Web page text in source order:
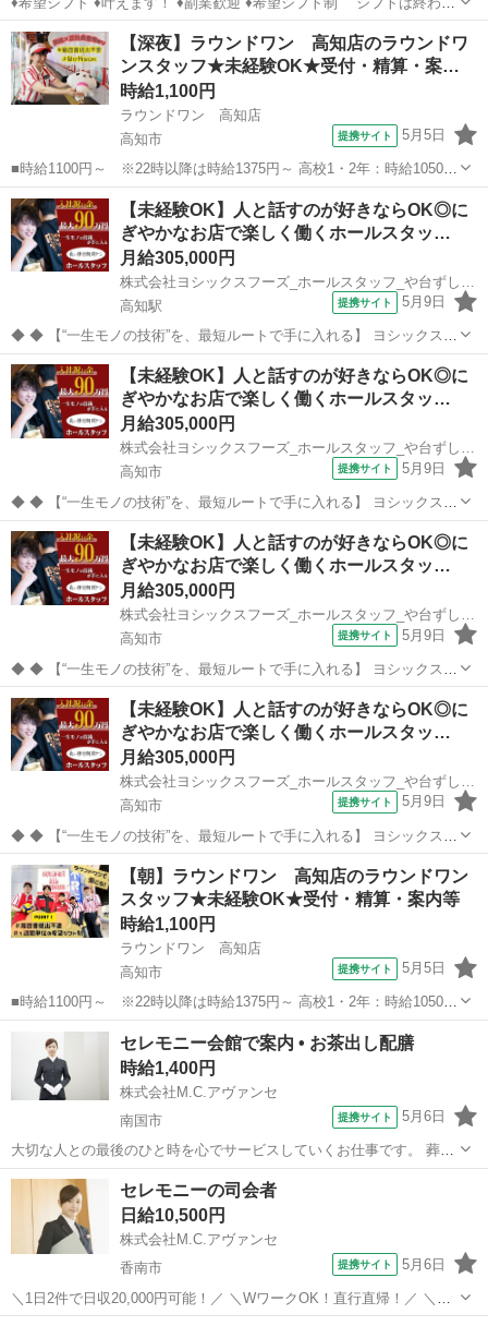
時間にピタっと終了！ 希望シフトは必ず叶えます ♦まずは面接へ ♦
職場見学OK ♦友達といっしょにOK ♦外国人が多く宿泊します。英語の
スキルアッ...
高知 吾川郡 ホールスタッフ
【深夜】ラウンドワン 高知店のラウンドワ
ンスタッフ★未経験OK★受付・精算・案…
時給1,100円
ラウンドワン 高知店
高知市
提携サイト 5月5日
■時給1100円～ ※22時以降は時給1375円～ 高校1・2年：時給1050円
～ ■ラウンドワン 高知店 （高知県高知市南宝永町4番12号） ■ア
ルバイト ■大学生歓迎、フリーター歓迎、昇給あり、早朝、夕方、
夜、深夜、禁...
高知 高知市 フロント
【未経験OK】人と話すのが好きならOK◎に
ぎやかなお店で楽しく働くホールスタッ…
月給305,000円
高知駅
提携サイト 5月9日
◆ ◆ 【“一生モノの技術”を、最短ルートで手に入れる】 ヨシックスフ
ーズが運営する寿司居酒屋「や台ずし」では、 鮮魚の一部を加工済み
の状態で仕入れることで仕込みの負担を大幅に削減しています。 入社
後は余計な工程に時間...
高知 高知市 高知駅 ホールスタッフ
【未経験OK】人と話すのが好きならOK◎に
ぎやかなお店で楽しく働くホールスタッ…
月給305,000円
株式会社ヨシックスフーズ_ホールスタッフ_や台ずし高知大橋通町 (正社員)
高知市
提携サイト 5月9日
◆ ◆ 【“一生モノの技術”を、最短ルートで手に入れる】 ヨシックスフ
ーズが運営する寿司居酒屋「や台ずし」では、 鮮魚の一部を加工済み
の状態で仕入れることで仕込みの負担を大幅に削減しています。 入社
後は余計な工程に時間...
高知 高知市 ホールスタッフ
【未経験OK】人と話すのが好きならOK◎に
ぎやかなお店で楽しく働くホールスタッ…
月給305,000円
株式会社ヨシックスフーズ_ホールスタッフ_や台ずし帯屋町 (正社員)
高知市
提携サイト 5月9日
◆ ◆ 【“一生モノの技術”を、最短ルートで手に入れる】 ヨシックスフ
ーズが運営する寿司居酒屋「や台ずし」では、 鮮魚の一部を加工済み
の状態で仕入れることで仕込みの負担を大幅に削減しています。 入社
後は余計な工程に時間...
高知 高知市 ホールスタッフ
【未経験OK】人と話すのが好きならOK◎に
ぎやかなお店で楽しく働くホールスタッ…
月給305,000円
高知市
提携サイト 5月9日
◆ ◆ 【“一生モノの技術”を、最短ルートで手に入れる】 ヨシックスフ
ーズが運営する寿司居酒屋「や台ずし」では、 鮮魚の一部を加工済み
の状態で仕入れることで仕込みの負担を大幅に削減しています。 入社
後は余計な工程に時間...
高知 高知市 ホールスタッフ
【朝】ラウンドワン 高知店のラウンドワン
スタッフ★未経験OK★受付・精算・案内等
時給1,100円
ラウンドワン 高知店
高知市
提携サイト 5月5日
■時給1100円～ ※22時以降は時給1375円～ 高校1・2年：時給1050円
～ ■ラウンドワン 高知店 （高知県高知市南宝永町4番12号） ■ア
ルバイト ■高校生OK、大学生歓迎、主婦・主夫歓迎、フリーター歓
迎、昇給あ...
高知市
セレモニー会館で案内 • お茶出し配膳
時給1,400円
株式会社M.C.アヴァンセ
南国市
提携サイト 5月6日
大切な人との最後のひと時を心でサービスしていくお仕事です。 葬儀
会館でのホールスタッフ 【具体的には】 ・会葬者へのおしぼり配布
・お寺様へのお茶出し ・花切り(供花の準備)など ・式前の準備 ・式
中の対応 ・式後の片付け...
高知 南国市 ホールスタッフ
セレモニーの司会者
日給10,500円
株式会社M.C.アヴァンセ
香南市
提携サイト 5月6日
＼1日2件で日収20,000円可能！／ ＼WワークOK！直行直帰！／ ＼未
経験者もOK！／ 香川トップクラスの葬儀司会会社で、”人の想いを言